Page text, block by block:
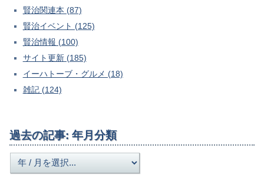
賢治関連本 (87)
賢治イベント (125)
賢治情報 (100)
サイト更新 (185)
イーハトーブ・グルメ (18)
雑記 (124)
過去の記事: 年月分類